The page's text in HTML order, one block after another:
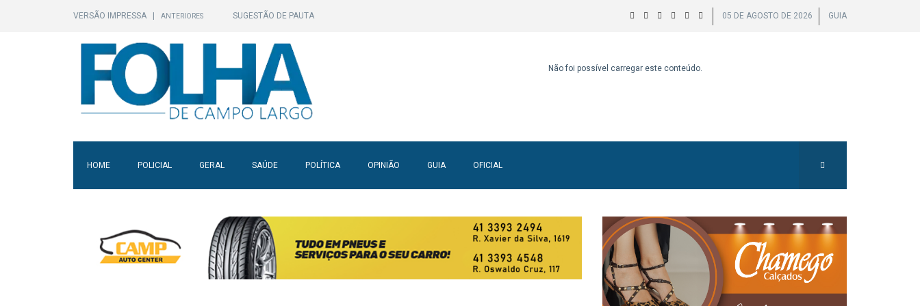
VERSÃO IMPRESSA ANTERIORES SUGESTÃO DE PAUTA 05 DE AGOSTO DE 2026 GUIA
Não foi possível carregar este conteúdo.
HOME POLICIAL GERAL SAÚDE POLÍTICA OPINIÃO GUIA OFICIAL